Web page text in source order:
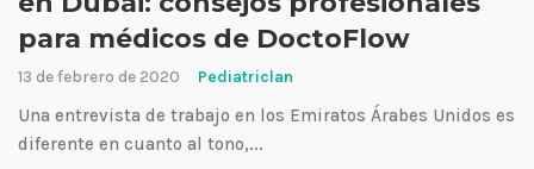
para médicos de DoctoFlow
13 de febrero de 2020 Pediatriclan
Una entrevista de trabajo en los Emiratos Árabes Unidos es
diferente en cuanto al tono,...